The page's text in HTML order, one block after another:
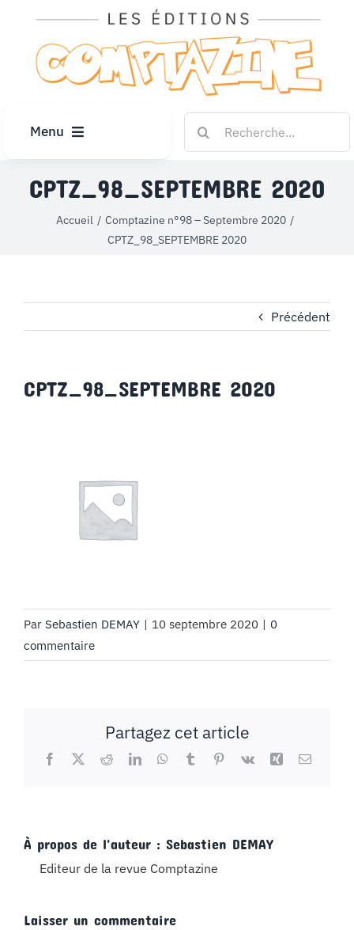
contenu
Menu
ARTICLES
LE KIOSQUE
MON COMPTE
STUDORIA
CPTZ_98_SEPTEMBRE 2020
Accueil
Comptazine n°98 – Septembre 2020
CPTZ_98_SEPTEMBRE 2020
Précédent
CPTZ_98_SEPTEMBRE 2020
Par Sebastien DEMAY | 10 septembre 2020 | 0
commentaire
Partagez cet article
Facebook
X RedditLinkedInWhatsApp
TumblrPinterest
Vk Xing Email
À propos de l'auteur : Sebastien DEMAY
Editeur de la revue Comptazine
Laisser un commentaire